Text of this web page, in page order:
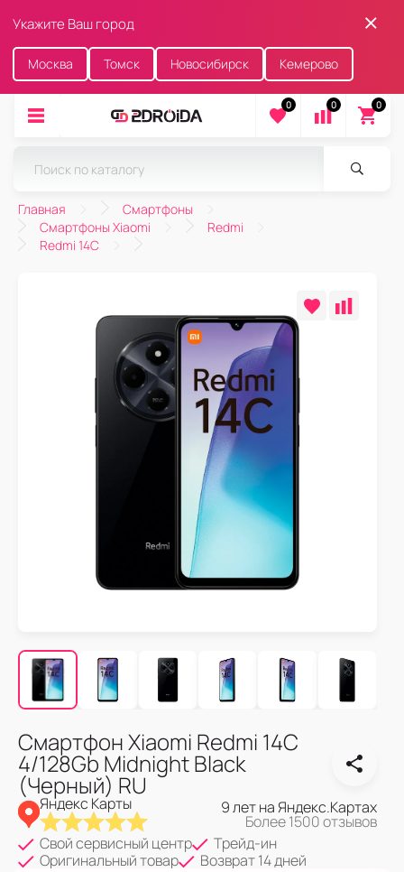
Укажите Ваш город
Москва Томск Новосибирск Кемерово
0 0 0
Главная
Смартфоны
Смартфоны Xiaomi
Redmi
Redmi 14C
Смартфон Xiaomi Redmi 14C
4/128Gb Midnight Black
(Черный) RU
Яндекс Карты 9 лет на Яндекс.Картах
Более 1500 отзывов
Свой сервисный центр
Трейд-ин
Оригинальный товар
Возврат 14 дней